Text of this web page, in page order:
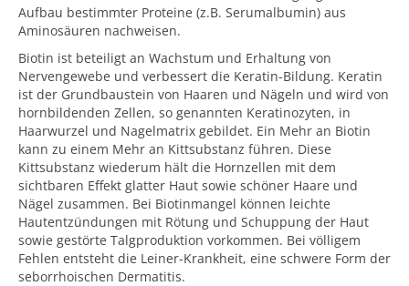
Aufbau bestimmter Proteine (z.B. Serumalbumin) aus
Aminosäuren nachweisen.
Biotin ist beteiligt an Wachstum und Erhaltung von
Nervengewebe und verbessert die Keratin-Bildung. Keratin
ist der Grundbaustein von Haaren und Nägeln und wird von
hornbildenden Zellen, so genannten Keratinozyten, in
Haarwurzel und Nagelmatrix gebildet. Ein Mehr an Biotin
kann zu einem Mehr an Kittsubstanz führen. Diese
Kittsubstanz wiederum hält die Hornzellen mit dem
sichtbaren Effekt glatter Haut sowie schöner Haare und
Nägel zusammen. Bei Biotinmangel können leichte
Hautentzündungen mit Rötung und Schuppung der Haut
sowie gestörte Talgproduktion vorkommen. Bei völligem
Fehlen entsteht die Leiner-Krankheit, eine schwere Form der
seborrhoischen Dermatitis.